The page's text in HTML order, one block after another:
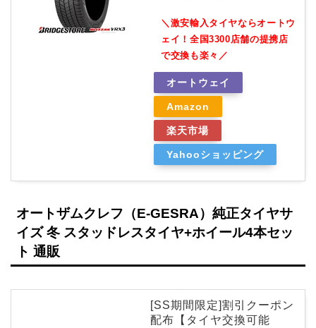
＼激安輸入タイヤならオートウ
ェイ！全国3300店舗の提携店
で交換も楽々／
オートウェイ
Amazon
楽天市場
Yahooショッピング
オートザムクレフ（E-GESRA）純正タイヤサ
イズ 冬 スタッドレスタイヤ+ホイール4本セッ
ト 通販
[SS期間限定]割引クーポン
配布【タイヤ交換可能